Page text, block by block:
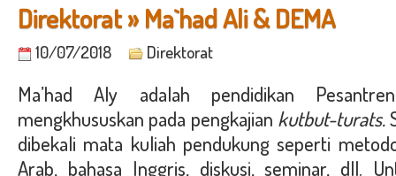
Direktorat » Ma`had Ali & DEMA
10/07/2018 Direktorat
Ma’had Aly adalah pendidikan
mengkhususkan pada pengkajian kutbut-turats.
dibekali mata kuliah pendukung seperti
Arab, bahasa Inggris, diskusi, seminar, dll.